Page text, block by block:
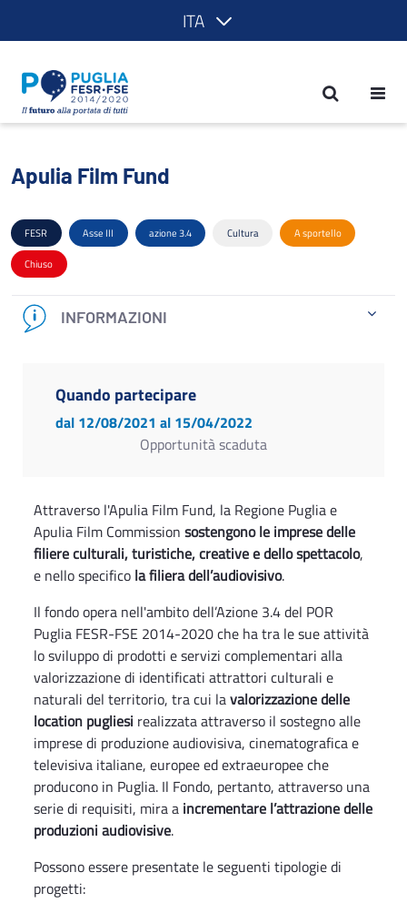
ITA
Apulia Film Fund - POR Puglia 2014-
Apulia Film Fund
FESR Asse III azione 3.4 Cultura A sportello
Chiuso
INFORMAZIONI
Quando partecipare
dal 12/08/2021 al 15/04/2022
Opportunità scaduta
Attraverso l'Apulia Film Fund, la Regione Puglia e
Apulia Film Commission sostengono le imprese delle
filiere culturali, turistiche, creative e dello spettacolo,
e nello specifico la filiera dell’audiovisivo.
Il fondo opera nell'ambito dell’Azione 3.4 del POR
Puglia FESR-FSE 2014-2020 che ha tra le sue attività
lo sviluppo di prodotti e servizi complementari alla
valorizzazione di identificati attrattori culturali e
naturali del territorio, tra cui lavalorizzazione delle
location pugliesi realizzata attraverso il sostegno alle
imprese di produzione audiovisiva, cinematografica e
televisiva italiane, europee ed extraeuropee che
producono in Puglia. Il Fondo, pertanto, attraverso una
serie di requisiti, mira a incrementare l’attrazione delle
produzioni audiovisive.
Possono essere presentate le seguenti tipologie di
progetti: